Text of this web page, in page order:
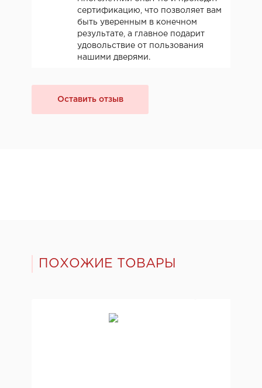
сертификацию, что позволяет вам
быть уверенным в конечном
результате, а главное подарит
удовольствие от пользования
нашими дверями.
Оставить отзыв
ПОХОЖИЕ ТОВАРЫ